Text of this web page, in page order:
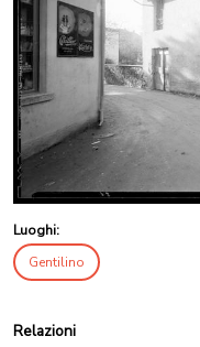
Luoghi:
Gentilino
Relazioni